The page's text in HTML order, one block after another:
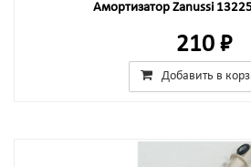
Амортизатор Zanussi
210 ₽
Добавить в